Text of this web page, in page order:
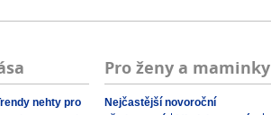
nehty pro
Pro ženy a maminky
Nejčastější novoroční